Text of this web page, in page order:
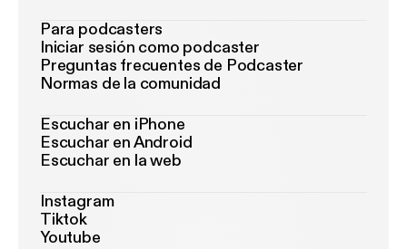
Para podcasters
Iniciar sesión como podcaster
Preguntas frecuentes de Podcaster
Normas de la comunidad
Escuchar en iPhone
Escuchar en Android
Escuchar en la web
Instagram
Tiktok
Youtube